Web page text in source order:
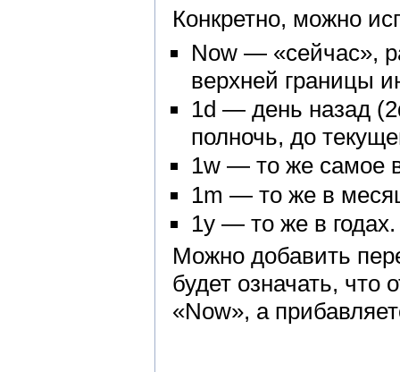
Конкретно, можно
Now — «сейчас»,
верхней границы
1d — день назад
полночь, до
1w — то же самое
1m — то же в
1y — то же в
Можно добавить
будет означать, что
«Now», а